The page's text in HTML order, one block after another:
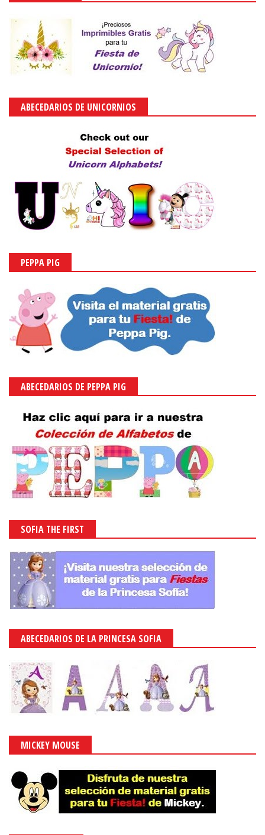
ABECEDARIOS DE UNICORNIOS
PEPPA PIG
ABECEDARIOS DE PEPPA PIG
SOFIA THE FIRST
ABECEDARIOS DE LA PRINCESA SOFIA
MICKEY MOUSE